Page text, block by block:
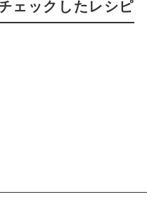
ェックしたレシピ